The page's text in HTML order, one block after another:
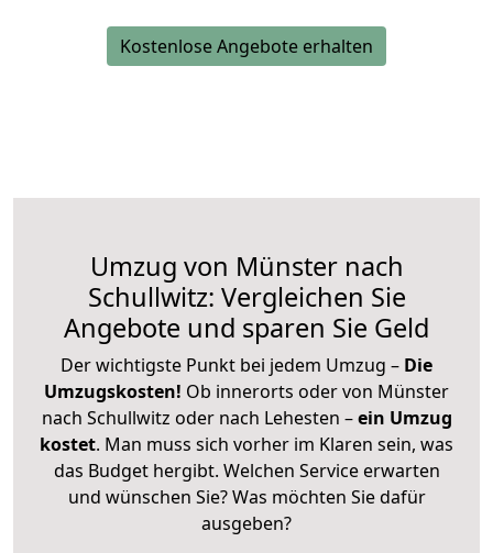
Kostenlose Angebote erhalten
Umzug von Münster nach
Schullwitz: Vergleichen Sie
Angebote und sparen Sie Geld
Der wichtigste Punkt bei jedem Umzug – Die
Umzugskosten! Ob innerorts oder von Münster
nach Schullwitz oder nach Lehesten –ein Umzug
kostet. Man muss sich vorher im Klaren sein, was
das Budget hergibt. Welchen Service erwarten
und wünschen Sie? Was möchten Sie dafür
ausgeben?